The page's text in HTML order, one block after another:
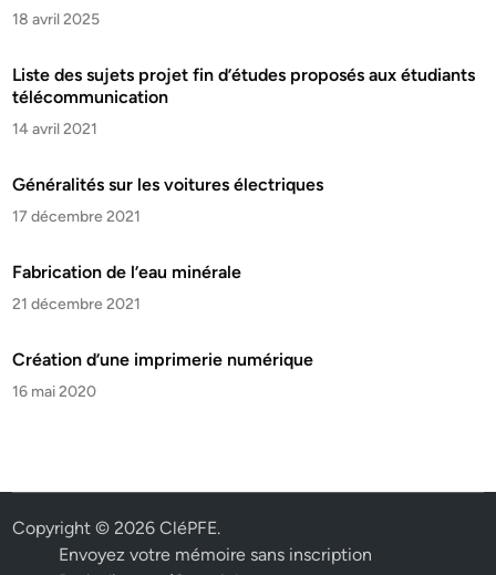
18 avril 2025
Liste des sujets projet fin d’études proposés aux étudiants
télécommunication
14 avril 2021
Généralités sur les voitures électriques
17 décembre 2021
Fabrication de l’eau minérale
21 décembre 2021
Création d’une imprimerie numérique
16 mai 2020
Copyright © 2026CléPFE.
Envoyez votre mémoire sans inscription